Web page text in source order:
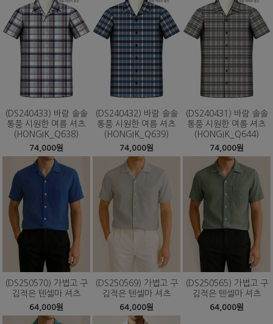
(DS240433) 바람 솔솔
통풍 시원한 여름 셔츠
(HONGIK_Q638)
74,000원
(DS240432) 바람 솔솔
통풍 시원한 여름 셔츠
(HONGIK_Q639)
74,000원
(DS240431) 바람 솔솔
통풍 시원한 여름 셔츠
(HONGIK_Q644)
74,000원
(DS250570) 가볍고 구
김적은 텐셀마 셔츠
64,000원
(DS250569) 가볍고 구
김적은 텐셀마 셔츠
64,000원
(DS250565) 가볍고 구
김적은 텐셀마 셔츠
64,000원